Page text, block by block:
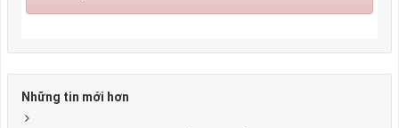
Những tin mới hơn